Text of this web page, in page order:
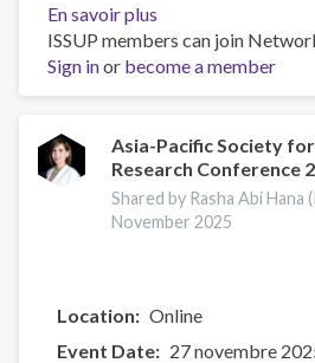
En savoir plus
Official
re-
launch
ISSUP
Brazil
during
the
Congress
ISSUP members can join
Sign inor become a member
Asia-Pacific Society
Research Conference
Shared by Rasha Abi Hana
November 2025
Location
Online
Event Date
27 novembre